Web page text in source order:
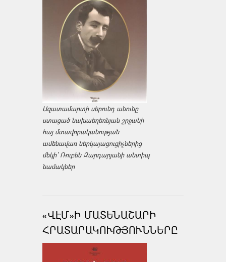
Ազատամարտի սերունդ անունը
ստացած նախաեղեռնյան շրջանի
հայ մտավորականության
ամենավառ ներկայացուցիչներից
մեկի՝ Ռուբեն Զարդարյանի անտիպ
նամակներ
«ՎԷՄ»Ի ՄԱՏԵՆԱՇԱՐԻ
ՀՐԱՏԱՐԱԿՈՒԹՅՈՒՆՆԵՐԸ